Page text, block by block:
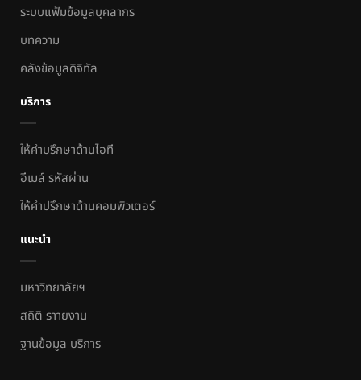
ระบบแฟ้มข้อมูลบุคลากร
บทความ
คลังข้อมูลดิจิทัล
บริการ
ให้คำบรึกษาด้านไอที
อีเมล์ รหัสผ่าน
ให้คำปรึกษาด้านคอมพิวเตอร์
แนะนำ
มหาวิทยาลัยฯ
สถิติ ราายงาน
ฐานข้อมูล บริการ